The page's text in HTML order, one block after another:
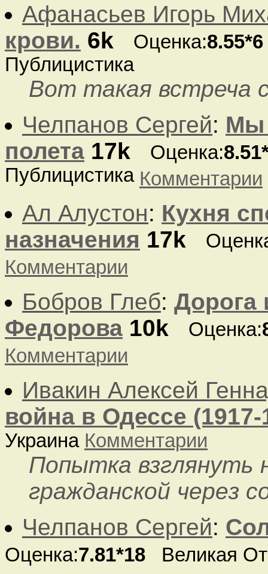
Афанасьев Игорь
крови. 6k Оценка:8.55*6
Публицистика
Вот такая встреча
Челпанов Сергей: Мы
полета 17k Оценка:
Публицистика Комментарии
Ал Алустон: Кухня
назначения 17k
Комментарии
Бобров Глеб: Дорога
Федорова 10k Оценка:
Комментарии
Ивакин Алексей
война в Одессе (1917-
Украина Комментарии
Попытка
гражданской через
Челпанов Сергей:
Оценка:7.81*18 Великая